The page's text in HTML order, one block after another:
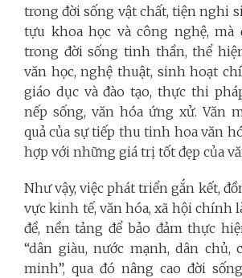
trong đời sống vật chất, tiện nghi
tựu khoa học và công nghệ, mà
trong đời sống tinh thần, thể
văn học, nghệ thuật, sinh hoạt
giáo dục và đào tạo, thực thi
nếp sống, văn hóa ứng xử. Văn
quả của sự tiếp thu tinh hoa văn
hợp với những giá trị tốt đẹp của
Như vậy, việc phát triển gắn kết,
vực kinh tế, văn hóa, xã hội chính
đề, nền tảng để bảo đảm thực
“dân giàu, nước mạnh, dân chủ,
minh”, qua đó nâng cao đời